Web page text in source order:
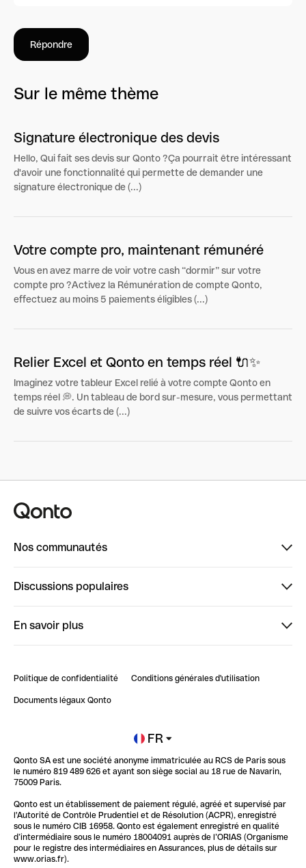
Répondre
Sur le même thème
Signature électronique des devis
Hello, Qui fait ses devis sur Qonto ?Ça pourrait être intéressant
d'avoir une fonctionnalité qui permette de demander une
signature électronique de (...)
Votre compte pro, maintenant rémunéré
Vous en avez marre de voir votre cash “dormir” sur votre
compte pro ?Activez la Rémunération de compte Qonto,
effectuez au moins 5 paiements éligibles (...)
Relier Excel et Qonto en temps réel 🔌✨
Imaginez votre tableur Excel relié à votre compte Qonto en
temps réel 💭. Un tableau de bord sur-mesure, vous permettant
de suivre vos écarts de (...)
Nos communautés
ClubQonto
Discussions populaires
Impact de l'IA sur les carrières/productivité
En savoir plus
Blog
Newsroom
Glossaire finance
Politique de confidentialité Conditions générales d'utilisation
Documents légaux Qonto
FR
Qonto SA est une société anonyme immatriculée au RCS de Paris sous
le numéro 819 489 626 et ayant son siège social au 18 rue de Navarin,
75009 Paris.
Qonto est un établissement de paiement régulé, agréé et supervisé par
l'Autorité de Contrôle Prudentiel et de Résolution (ACPR), enregistré
sous le numéro CIB 16958. Qonto est également enregistré en qualité
d’intermédiaire sous le numéro 18004091 auprès de l’ORIAS (Organisme
pour le registre des intermédiaires en Assurances, plus de détails sur
www.orias.fr).